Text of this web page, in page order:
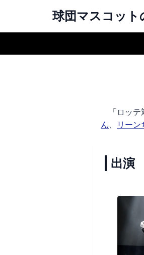
球団マスコット
「ロッ
ん、 リーン
出演